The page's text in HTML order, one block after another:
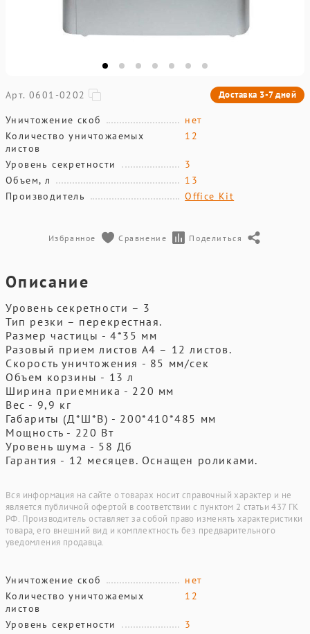
Арт. 0601-0202 Доставка 3-7 дней
Уничтожение скоб
нет
Количество уничтожаемых
листов
12
Уровень секретности
3
Объем, л
13
Производитель
Office Kit
Избранное Сравнение Поделиться
Описание
Уровень секретности – 3
Тип резки – перекрестная.
Размер частицы - 4*35 мм
Разовый прием листов А4 – 12 листов.
Скорость уничтожения - 85 мм/сек
Объем корзины - 13 л
Ширина приемника - 220 мм
Вес - 9,9 кг
Габариты (Д*Ш*В) - 200*410*485 мм
Мощность - 220 Вт
Уровень шума - 58 Дб
Гарантия - 12 месяцев. Оснащен роликами.
Вся информация на сайте о товарах носит справочный характер и не
является публичной офертой в соответствии с пунктом 2 статьи 437 ГК
РФ. Производитель оставляет за собой право изменять характеристики
товара, его внешний вид и комплектность без предварительного
уведомления продавца.
Уничтожение скоб
нет
Количество уничтожаемых
листов
12
Уровень секретности
3